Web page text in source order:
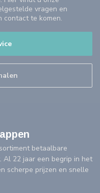
vragen en
contact te komen.
betaalbare
Al 22 jaar een begrip in het
scherpe prijzen en snelle